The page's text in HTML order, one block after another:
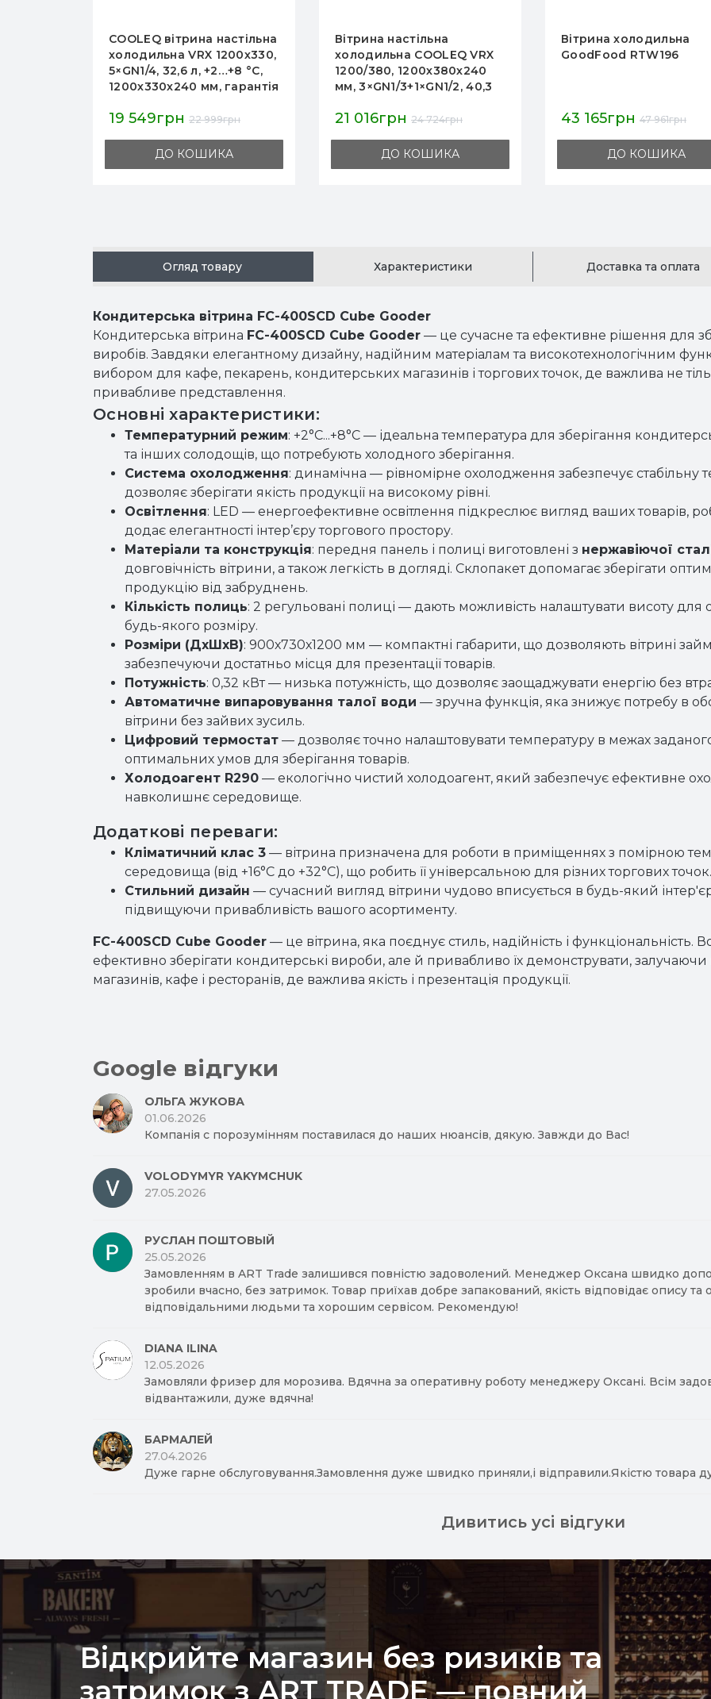
Вітрина настільна
холодильна COOLEQ VRX
1200/380, 1200х380х240
мм, 3×GN1/3+1×GN1/2, 40,3
для кафе/ресторану/
21 016грн 24 724грн
ДО КОШИКА
Вітрина холодильна
GoodFood RTW196
43 165грн 47 961грн
ДО КОШИКА
Вітрина настільна
холодильна COOLEQ
ресторанів і магазинів
26 392грн 31 049грн
ДО КОШИКА
Огляд товару Характеристики Доставка та оплата
Кондитерська вітрина FC-400SCD Cube Gooder
Кондитерська вітрина FC-400SCD Cube Gooder — це сучасне та ефективне рішення для
виробів. Завдяки елегантному дизайну, надійним матеріалам та високотехнологічним
вибором для кафе, пекарень, кондитерських магазинів і торгових точок, де важлива не
привабливе представлення.
Основні характеристики:
Температурний режим: +2°C...+8°C — ідеальна температура для зберігання
та інших солодощів, що потребують холодного зберігання.
Система охолодження: динамічна — рівномірне охолодження забезпечує стабільну
дозволяє зберігати якість продукції на високому рівні.
Освітлення: LED — енергоефективне освітлення підкреслює вигляд ваших товарів,
додає елегантності інтер’єру торгового простору.
Матеріали та конструкція: передня панель і полиці виготовлені з нержавіючої
довговічність вітрини, а також легкість в догляді. Склопакет допомагає зберігати
продукцію від забруднень.
Кількість полиць: 2 регульовані полиці — дають можливість налаштувати висоту
будь-якого розміру.
Розміри (ДхШхВ): 900х730х1200 мм — компактні габарити, що дозволяють вітрині
забезпечуючи достатньо місця для презентації товарів.
Потужність: 0,32 кВт — низька потужність, що дозволяє заощаджувати енергію без
Автоматичне випаровування талої води — зручна функція, яка знижує потребу в
вітрини без зайвих зусиль.
Цифровий термостат — дозволяє точно налаштовувати температуру в межах
оптимальних умов для зберігання товарів.
Холодоагент R290 — екологічно чистий холодоагент, який забезпечує ефективне
навколишнє середовище.
Додаткові переваги:
Кліматичний клас 3 — вітрина призначена для роботи в приміщеннях з помірною
середовища (від +16°C до +32°C), що робить її універсальною для різних торгових точок.
Стильний дизайн — сучасний вигляд вітрини чудово вписується в будь-який
підвищуючи привабливість вашого асортименту.
FC-400SCD Cube Gooder — це вітрина, яка поєднує стиль, надійність і
ефективно зберігати кондитерські вироби, але й привабливо їх демонструвати,
магазинів, кафе і ресторанів, де важлива якість і презентація продукції.
Google відгуки
ОЛЬГА ЖУКОВА
01.06.2026
Компанія с порозумінням поставилася до наших нюансів, дякую. Завжди до Вас!
VOLODYMYR YAKYMCHUK
27.05.2026
РУСЛАН ПОШТОВЫЙ
25.05.2026
Замовленням в ART Trade залишився повністю задоволений. Менеджер Оксана швидко
зробили вчасно, без затримок. Товар приїхав добре запакований, якість відповідає опису
відповідальними людьми та хорошим сервісом. Рекомендую!
DIANA ILINA
12.05.2026
Замовляли фризер для морозива. Вдячна за оперативну роботу менеджеру Оксані. Всім
відвантажили, дуже вдячна!
БАРМАЛЕЙ
27.04.2026
Дуже гарне обслуговування.Замовлення дуже швидко приняли,і відправили.Якістю товара
Дивитись усі відгуки
Відкрийте магазин без ризиків та
затримок з ART TRADE — повний